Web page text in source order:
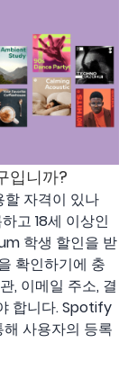
입니까?
자격이 있나
고 18세 이상인
학생 할인을 받
확인하기에 충
, 이메일 주소, 결
합니다. Spotify
사용자의 등록